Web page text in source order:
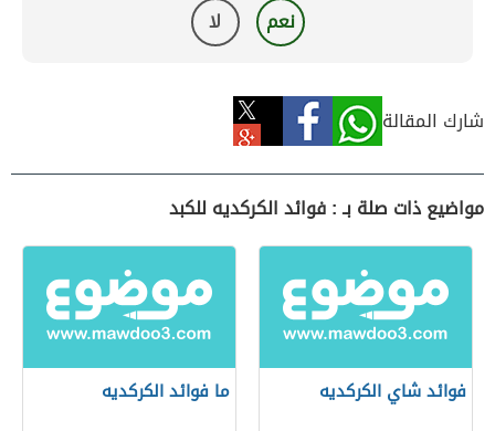
نعم لا
شارك المقالة
مواضيع ذات صلة بـ : فوائد الكركديه للكبد
فوائد شاي الكركديه ما فوائد الكركديه